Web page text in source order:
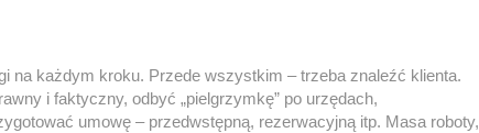
na każdym kroku. Przede wszystkim – trzeba znaleźć klienta.
i faktyczny, odbyć „pielgrzymkę” po urzędach,
umowę – przedwstępną, rezerwacyjną itp. Masa roboty,